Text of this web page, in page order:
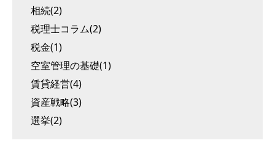
相続(2)
税理士コラム(2)
税金(1)
空室管理の基礎(1)
賃貸経営(4)
資産戦略(3)
選挙(2)